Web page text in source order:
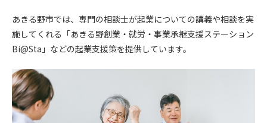
あきる野市では、専門の相談士が起業についての講義や相談を実
施してくれる「あきる野創業・就労・事業承継支援ステーション
Bi@Sta」などの起業支援策を提供しています。